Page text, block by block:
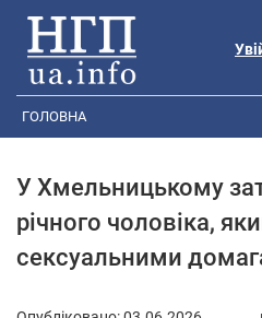
ГОЛОВНА
У Хмельницькому
річного чоловіка,
сексуальними